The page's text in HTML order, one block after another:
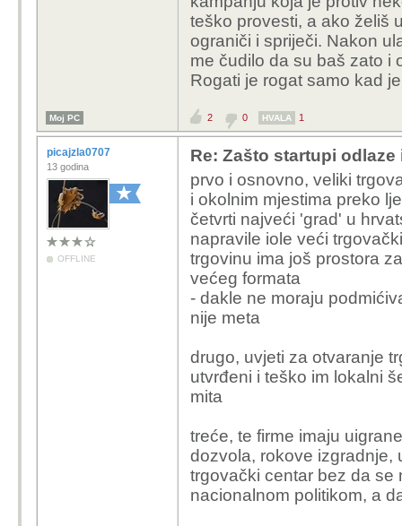
oglasavaju u
novine i portale),
novinama X, Y i Z, ali
poprate probleme
napisati clanak, a
doticni upleten u
poduzetnikom, da se
postarom, i da mu
I to sve izlazi po
Odjednom zivot se
sretnijim vremenima.
Hoces li se s rogatim
teško provesti, a ako želiš
ograniči i spriječi. Nakon
me čudilo da su baš zato i
Rogati je rogat samo kad
Moj PC 2 0 HVALA 1
picajzla0707
13 godina
OFFLINE
Re: Zašto startupi
prvo i osnovno, veliki
i okolnim mjestima preko
četvrti najveći 'grad' u
napravile iole veći
trgovinu ima još prostora
većeg formata
- dakle ne moraju
nije meta
drugo, uvjeti za otvaranje
utvrđeni i teško im lokalni
mita
treće, te firme imaju
dozvola, rokove izgradnje,
trgovački centar bez da se
nacionalnom politikom, a